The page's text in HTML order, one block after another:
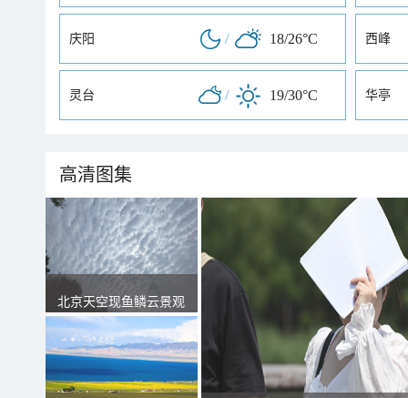
庆阳 / 18/26°C 西峰
灵台 / 19/30°C 华亭
高清图集
北京天空现鱼鳞云景观